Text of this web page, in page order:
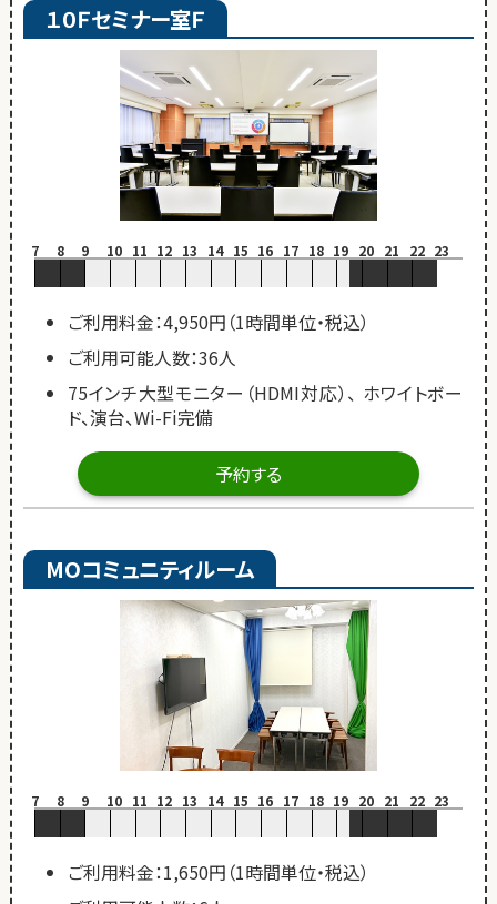
１０Ｆセミナー室Ｆ
7 8 9 10 11 12 13 14 15 16 17 18 19 20 21 22 23
ご利用料金：4,950円（1時間単位・税込）
ご利用可能人数：36人
75インチ大型モニター（HDMI対応）、 ホワイトボー
ド、演台、Wi-Fi完備
予約する
MOコミュニティルーム
7 8 9 10 11 12 13 14 15 16 17 18 19 20 21 22 23
ご利用料金：1,650円（1時間単位・税込）